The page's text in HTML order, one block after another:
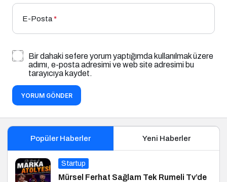
E-Posta*
Bir dahaki sefere yorum yaptığımda kullanılmak üzere
adımı, e-posta adresimi ve web site adresimi bu
tarayıcıya kaydet.
YORUM GÖNDER
Popüler Haberler Yeni Haberler
Startup
Mürsel Ferhat Sağlam Tek Rumeli Tv’de